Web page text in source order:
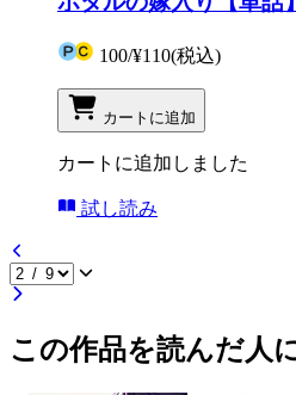
100/¥110(税込)
カートに追加
カートに追加しました
試し読み
この作品を読んだ人